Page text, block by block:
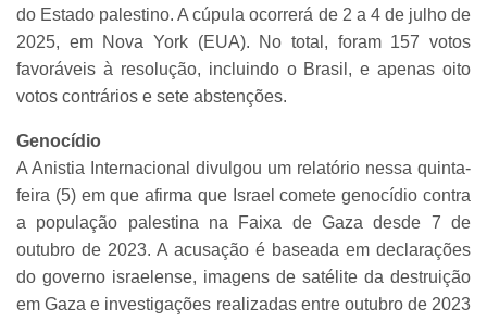
do Estado palestino. A cúpula ocorrerá de 2 a 4 de julho de
2025, em Nova York (EUA). No total, foram 157 votos
favoráveis à resolução, incluindo o Brasil, e apenas oito
votos contrários e sete abstenções.
Genocídio
A Anistia Internacional divulgou um relatório nessa quinta-
feira (5) em que afirma que Israel comete genocídio contra
a população palestina na Faixa de Gaza desde 7 de
outubro de 2023. A acusação é baseada em declarações
do governo israelense, imagens de satélite da destruição
em Gaza e investigações realizadas entre outubro de 2023